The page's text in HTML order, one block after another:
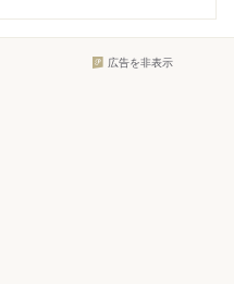
広告を非表示